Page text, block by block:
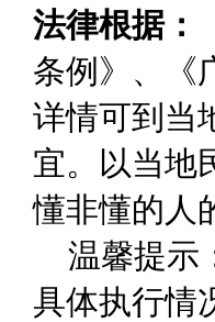
法律根据：
条例》、《
详情可到当
宜。以当地
懂非懂的人
温馨提示
具体执行情